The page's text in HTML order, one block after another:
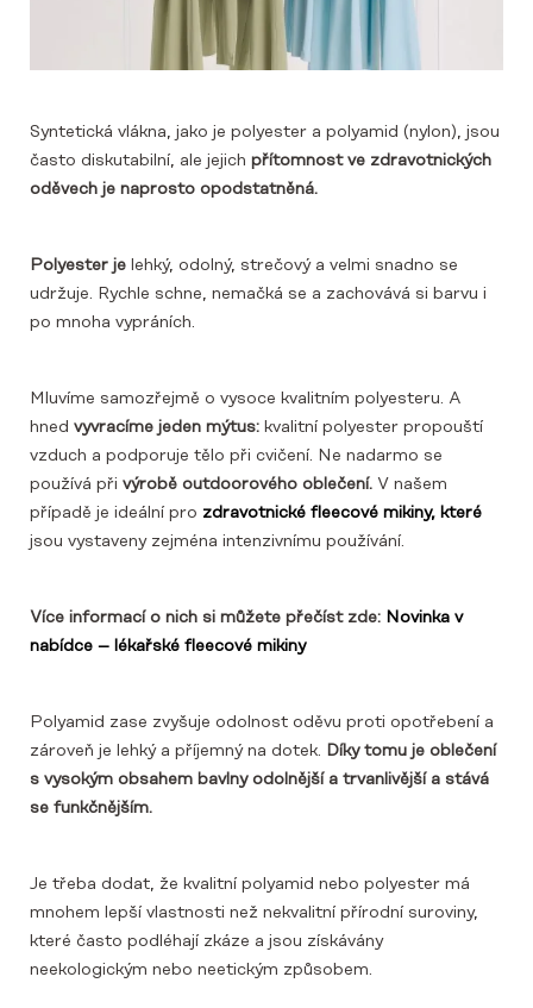
Syntetická vlákna, jako je polyester a polyamid (nylon), jsou
často diskutabilní, ale jejich přítomnost ve zdravotnických
oděvech je naprosto opodstatněná.
Polyester je lehký, odolný, strečový a velmi snadno se
udržuje. Rychle schne, nemačká se a zachovává si barvu i
po mnoha vypráních.
Mluvíme samozřejmě o vysoce kvalitním polyesteru. A
hned vyvracíme jeden mýtus: kvalitní polyester propouští
vzduch a podporuje tělo při cvičení. Ne nadarmo se
používá při výrobě outdoorového oblečení. V našem
případě je ideální pro zdravotnické fleecové mikiny, které
jsou vystaveny zejména intenzivnímu používání.
Více informací o nich si můžete přečíst zde: Novinka v
nabídce – lékařské fleecové mikiny
Polyamid zase zvyšuje odolnost oděvu proti opotřebení a
zároveň je lehký a příjemný na dotek. Díky tomu je oblečení
s vysokým obsahem bavlny odolnější a trvanlivější a stává
se funkčnějším.
Je třeba dodat, že kvalitní polyamid nebo polyester má
mnohem lepší vlastnosti než nekvalitní přírodní suroviny,
které často podléhají zkáze a jsou získávány
neekologickým nebo neetickým způsobem.